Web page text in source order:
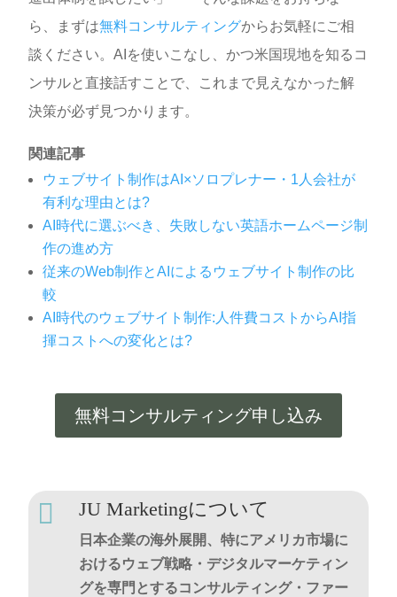
ら、まずは無料コンサルティングからお気軽にご相
談ください。AIを使いこなし、かつ米国現地を知るコ
ンサルと直接話すことで、これまで見えなかった解
決策が必ず見つかります。
関連記事
ウェブサイト制作はAI×ソロプレナー・1人会社が
有利な理由とは?
AI時代に選ぶべき、失敗しない英語ホームページ制
作の進め方
従来のWeb制作とAIによるウェブサイト制作の比
較
AI時代のウェブサイト制作:人件費コストからAI指
揮コストへの変化とは?
無料コンサルティング申し込み
 JU Marketingについて
日本企業の海外展開、特にアメリカ市場に
おけるウェブ戦略・デジタルマーケティン
グを専門とするコンサルティング・ファー